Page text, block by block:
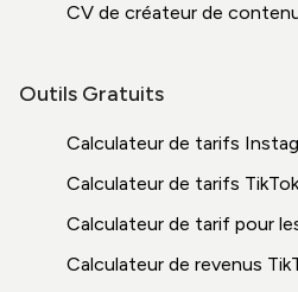
CV de créateur de
Outils Gratuits
Calculateur de tarifs
Calculateur de tarifs TikTok
Calculateur de tarif pour
Calculateur de revenus